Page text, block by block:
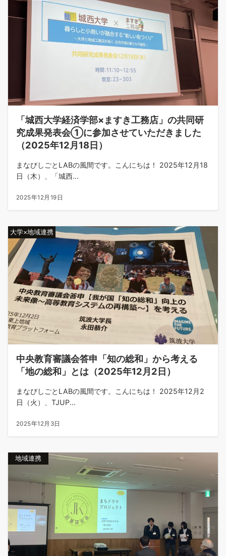
「城西大学経済学部×ますき工務店」の共同研
究成果発表会①に参加させていただきました
（2025年12月18日）
まなびしごとLABの風間です。こんにちは！ 2025年12月18
日（木）、「城西...
2025年12月19日
大学×地域連携
中央教育審議会答申「知の総和」から考える
「地の総和」とは（2025年12月2日）
まなびしごとLABの風間です。こんにちは！ 2025年12月2
日（火）、TJUP...
2025年12月3日
地域連携